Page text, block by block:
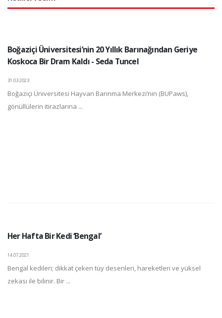
Boğaziçi Üniversitesi’nin 20 Yıllık Barınağından Geriye
Koskoca Bir Dram Kaldı - Seda Tuncel
31.03.2023
Boğaziçi Üniversitesi Hayvan Barınma Merkezi’nin (BUPaws),
gönüllülerin itirazlarına ...
Her Hafta Bir Kedi ‘Bengal’
14.07.2021
Bengal kedileri; dikkat çeken tüy desenleri, hareketleri ve yüksel
zekası ile bilinir. Bir ...